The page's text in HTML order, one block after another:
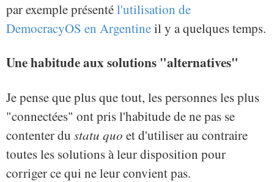
par exemple présentél'utilisation de
DemocracyOS en Argentineil y a quelques temps.
Une habitude aux solutions "alternatives"
Je pense que plus que tout, les personnes les plus
"connectées" ont pris l'habitude de ne pas se
contenter du statu quo et d'utiliser au contraire
toutes les solutions à leur disposition pour
corriger ce qui ne leur convient pas.